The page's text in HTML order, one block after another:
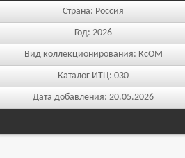
Страна: Россия
Год: 2026
Вид коллекционирования: КсОМ
Каталог ИТЦ: 030
Дата добавления: 20.05.2026